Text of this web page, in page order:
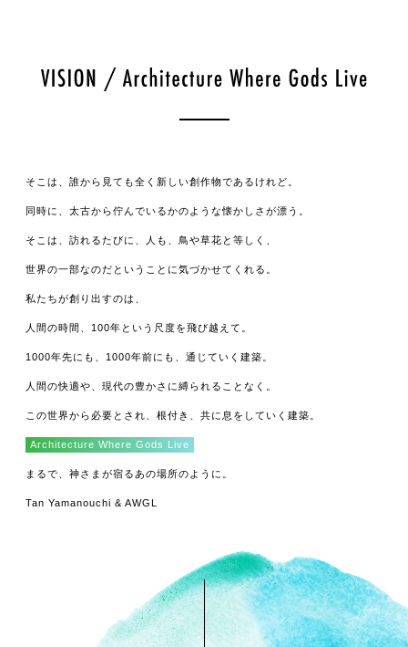
そこは、誰から見ても全く新しい創作物であるけれど。
同時に、太古から佇んでいるかのような懐かしさが漂う。
そこは、訪れるたびに、人も、鳥や草花と等しく、
世界の一部なのだということに気づかせてくれる。
私たちが創り出すのは、
人間の時間、100年という尺度を飛び越えて。
1000年先にも、1000年前にも、通じていく建築。
人間の快適や、現代の豊かさに縛られることなく。
この世界から必要とされ、根付き、共に息をしていく建築。
Architecture Where Gods Live
まるで、神さまが宿るあの場所のように。
Tan Yamanouchi & AWGL